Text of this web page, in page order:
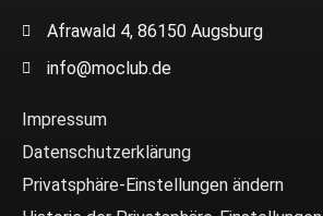
Afrawald 4, 86150 Augsburg
info@moclub.de
Impressum
Datenschutzerklärung
Privatsphäre-Einstellungen ändern